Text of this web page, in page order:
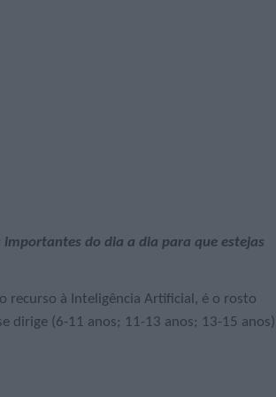
do dia a dia para que estejas
recurso à Inteligência Artificial, é o rosto
dirige (6-11 anos; 11-13 anos; 13-15